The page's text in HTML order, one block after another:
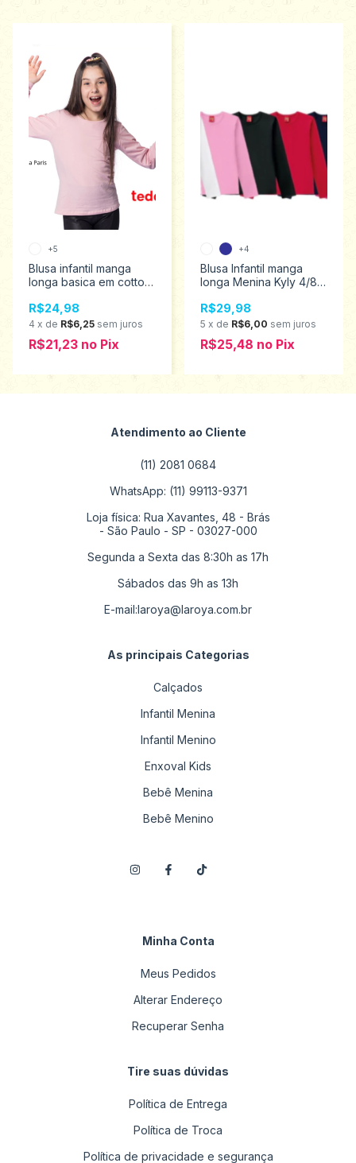
Blusa infantil manga
longa basica em cotton
P010
R$24,98
4 x de R$6,25 sem juros
R$21,23 no Pix
+5
Blusa Infantil manga
longa Menina Kyly 4/8
R$29,98
5 x de R$6,00 sem juros
R$25,48 no Pix
+4
Atendimento ao Cliente
(11) 2081 0684
WhatsApp: (11) 99113-9371
Loja física: Rua Xavantes, 48 - Brás
- São Paulo - SP - 03027-000
Segunda a Sexta das 8:30h as 17h
Sábados das 9h as 13h
E-mail:laroya@laroya.com.br
As principais Categorias
Calçados
Infantil Menina
Infantil Menino
Enxoval Kids
Bebê Menina
Bebê Menino
Minha Conta
Meus Pedidos
Alterar Endereço
Recuperar Senha
Tire suas dúvidas
Política de Entrega
Política de Troca
Política de privacidade e segurança